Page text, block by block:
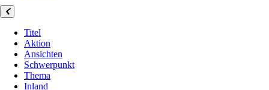
Titel
Aktion
Ansichten
Schwerpunkt
Thema
Inland